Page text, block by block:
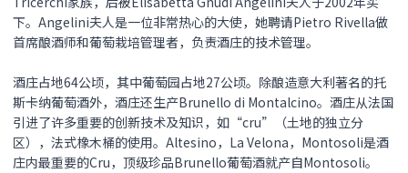
下。Angelini夫人是一位非常热心的大使，她聘请Pietro Rivella做
首席酿酒师和葡萄栽培管理者，负责酒庄的技术管理。
酒庄占地64公顷，其中葡萄园占地27公顷。除酿造意大利著名的托
斯卡纳葡萄酒外，酒庄还生产Brunello di Montalcino。酒庄从法国
引进了许多重要的创新技术及知识，如“cru”（土地的独立分
区），法式橡木桶的使用。Altesino，La Velona，Montosoli是酒
庄内最重要的Cru，顶级珍品Brunello葡萄酒就产自Montosoli。